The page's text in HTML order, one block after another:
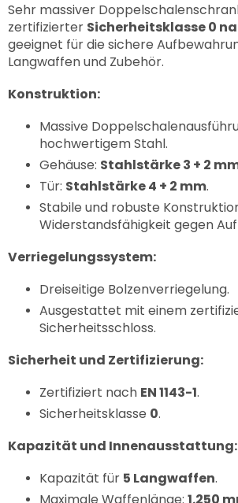
Sehr massiver
zertifizierter Sicherheitsklasse 0
geeignet für die sichere
Langwaffen und Zubehör.
Konstruktion:
Massive
hochwertigem Stahl.
Gehäuse: Stahlstärke 3 + 2
Tür: Stahlstärke 4 + 2 mm.
Stabile und robuste
Widerstandsfähigkeit gegen
Verriegelungssystem:
Dreiseitige Bolzenverriegelung.
Ausgestattet mit einem
Sicherheitsschloss.
Sicherheit und Zertifizierung:
Zertifiziert nach EN 1143-1.
Sicherheitsklasse 0.
Kapazität und Innenausstattung:
Kapazität für 5 Langwaffen.